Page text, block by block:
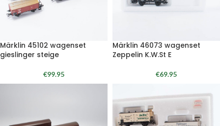
Märklin 45102 wagenset
gieslinger steige
€99.95
Märklin 46073 wagenset
Zeppelin K.W.St E
€69.95